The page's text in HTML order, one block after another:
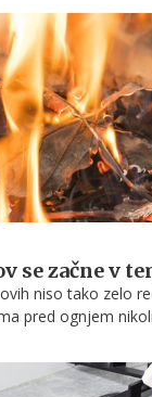
ki je ne
v pravi kaos.
se včasih
spodnji nasveti
se začne v
niso tako zelo
pred ognjem
tako, da
res pride, znali